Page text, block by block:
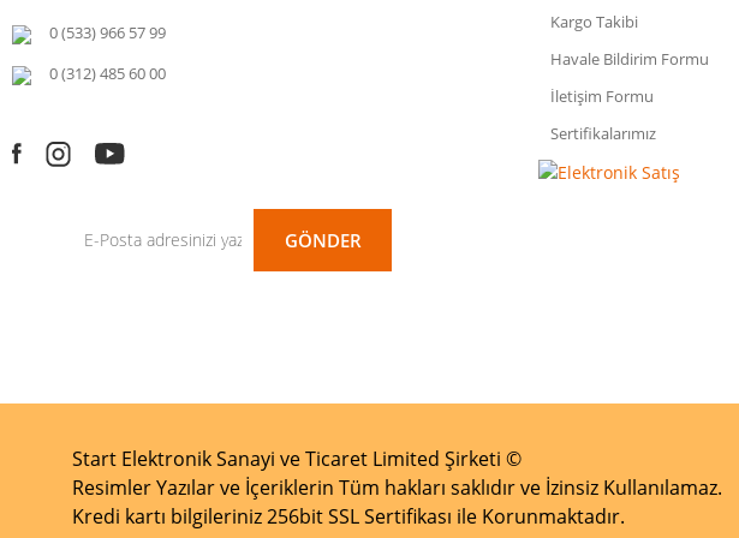
0 (533) 966 57 99
0 (312) 485 60 00
GÖNDER
Kargo Takibi
Havale Bildirim Formu
İletişim Formu
Sertifikalarımız
Start Elektronik Sanayi ve Ticaret Limited Şirketi ©
Resimler Yazılar ve İçeriklerin Tüm hakları saklıdır ve İzinsiz Kullanılamaz.
Kredi kartı bilgileriniz 256bit SSL Sertifikası ile Korunmaktadır.